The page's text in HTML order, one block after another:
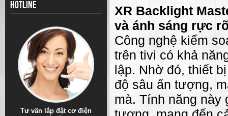
Hotline
Tư vấn lắp đặt cơ điện
XR Backlight
và ánh sáng rực
Công nghệ kiểm
trên tivi có khả
lập. Nhờ đó, thiết
độ sâu ấn tượng,
mà. Tính năng này